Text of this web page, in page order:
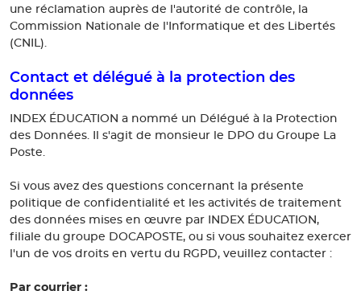
une réclamation auprès de l'autorité de contrôle, la
Commission Nationale de l'Informatique et des Libertés
(CNIL).
Contact et délégué à la protection des
données
INDEX ÉDUCATION a nommé un Délégué à la Protection
des Données. Il s'agit de monsieur le DPO du Groupe La
Poste.
Si vous avez des questions concernant la présente
politique de confidentialité et les activités de traitement
des données mises en œuvre par INDEX ÉDUCATION,
filiale du groupe DOCAPOSTE, ou si vous souhaitez exercer
l'un de vos droits en vertu du RGPD, veuillez contacter :
Par courrier :